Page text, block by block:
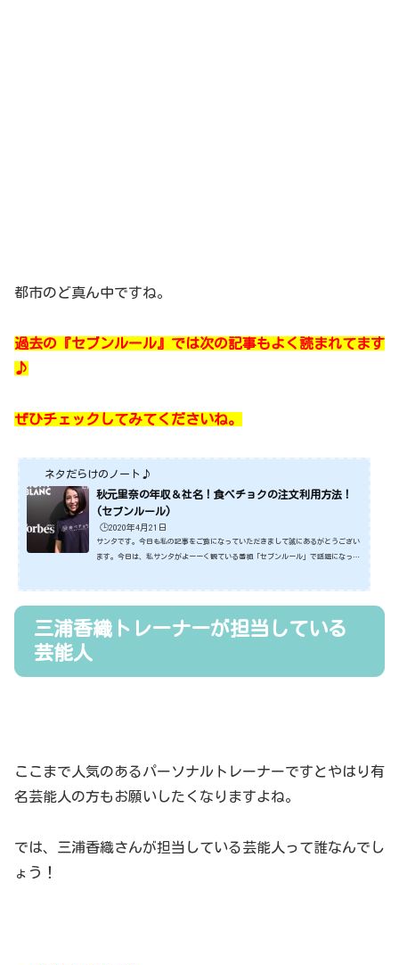
都市のど真ん中ですね。
過去の『セブンルール』では次の記事もよく読まれてます
♪
ぜひチェックしてみてくださいね。
ネタだらけのノート♪
秋元里奈の年収＆社名！食べチョクの注文利用方法！
(セブンルール)
🕒️2020年4月21日
サンタです。今日も私の記事をご覧になっていただきまして誠にあるがとうござい
ます。今日は、私サンタがよーーく観ている番組「セブンルール」で話題になった
は？今回のセブンルールで話題な秋元里奈さんですが...
三浦香織トレーナーが担当している
芸能人
ここまで人気のあるパーソナルトレーナーですとやはり有
名芸能人の方もお願いしたくなりますよね。
では、三浦香織さんが担当している芸能人って誰なんでし
ょう！